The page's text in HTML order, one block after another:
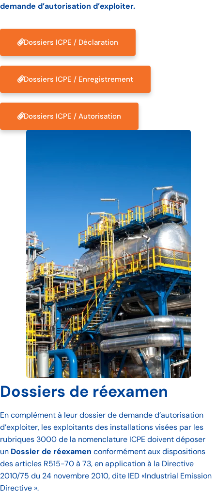
demande d’autorisation d’exploiter.
Dossiers ICPE / Déclaration
Dossiers ICPE / Enregistrement
Dossiers ICPE / Autorisation
Dossiers de réexamen
En complément à leur dossier de demande d’autorisation
d’exploiter, les exploitants des installations visées par les
rubriques 3000 de la nomenclature ICPE doivent déposer
un Dossier de réexamen conformément aux dispositions
des articles R515-70 à 73, en application à la Directive
2010/75 du 24 novembre 2010, dite IED «Industrial Emission
Directive ».